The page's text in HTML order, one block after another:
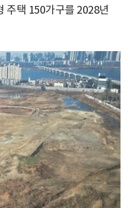
주택 150가구를 2028년